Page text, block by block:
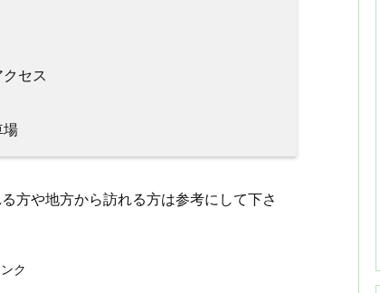
セス
方や地方から訪れる方は参考にして下さ
ク